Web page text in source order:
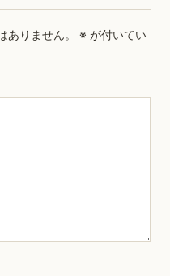
ありません。 ※ が付いてい